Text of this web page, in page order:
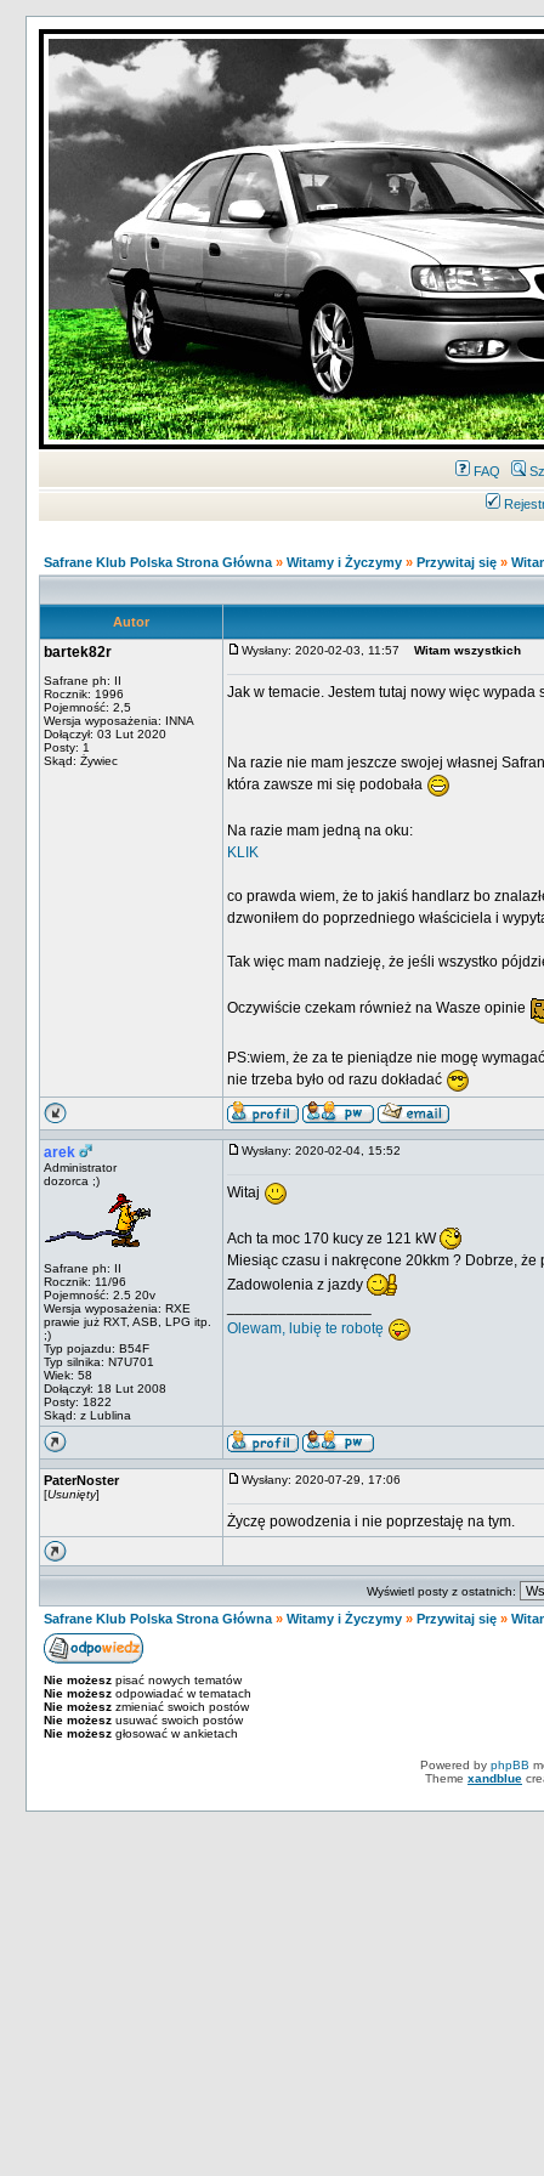
FAQ
Safrane Klub Polska Strona Główna » Witamy i Życzymy » Przywitaj się »
Autor
bartek82r
Safrane ph: II
Rocznik: 1996
Pojemność: 2,5
Wersja wyposażenia: INNA
Dołączył: 03 Lut 2020
Posty: 1
Skąd: Żywiec
Wysłany: 2020-02-03, 11:57 Witam wszystkich
Jak w temacie. Jestem tutaj nowy więc wypada
Na razie nie mam jeszcze swojej własnej
która zawsze mi się podobała
Na razie mam jedną na oku:
KLIK
co prawda wiem, że to jakiś handlarz bo
dzwoniłem do poprzedniego właściciela i
Tak więc mam nadzieję, że jeśli wszystko
Oczywiście czekam również na Wasze opinie
PS:wiem, że za te pieniądze nie mogę
nie trzeba było od razu dokładać
arek
Administrator
dozorca ;)
Safrane ph: II
Rocznik: 11/96
Pojemność: 2.5 20v
Wersja wyposażenia: RXE
prawie już RXT, ASB, LPG itp.
;)
Typ pojazdu: B54F
Typ silnika: N7U701
Wiek: 58
Dołączył: 18 Lut 2008
Posty: 1822
Skąd: z Lublina
Wysłany: 2020-02-04, 15:52
Witaj
Ach ta moc 170 kucy ze 121 kW
Miesiąc czasu i nakręcone 20kkm ? Dobrze,
Zadowolenia z jazdy
Olewam, lubię te robotę
PaterNoster
[Usunięty]
Wysłany: 2020-07-29, 17:06
Życzę powodzenia i nie poprzestaję na tym.
Wyświetl posty z ostatnich:
Safrane Klub Polska Strona Główna » Witamy i Życzymy » Przywitaj się »
Nie możesz pisać nowych tematów
Nie możesz odpowiadać w tematach
Nie możesz zmieniać swoich postów
Nie możesz usuwać swoich postów
Nie możesz głosować w ankietach
Powered by phpBB
Theme xandblue